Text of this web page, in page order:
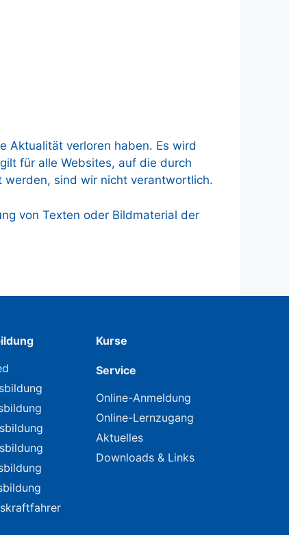
Aktualität verloren haben. Es wird
für alle Websites, auf die durch
werden, sind wir nicht verantwortlich.
von Texten oder Bildmaterial der
Kurse
Service
Online-Anmeldung
Online-Lernzugang
Aktuelles
Downloads & Links